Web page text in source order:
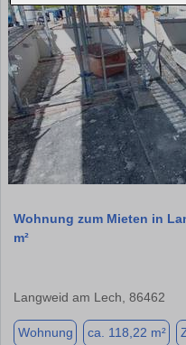
Wohnung zum Mieten in
m²
Langweid am Lech, 86462
Wohnung ca. 118,22 m²